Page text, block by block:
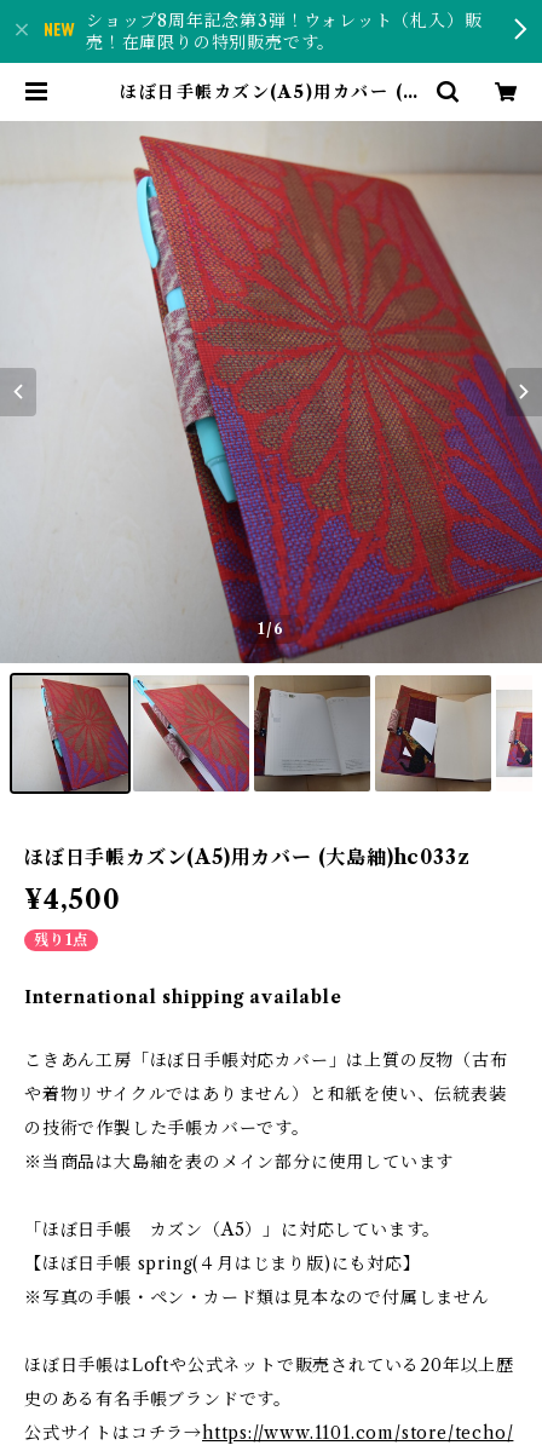
ショップ8周年記念第3弾！ウォレット（札入）販
売！在庫限りの特別販売です。
ほぼ日手帳カズン(A5)用カバー (大
と和紙で作る和風雑貨のお店ー
1/6
ほぼ日手帳カズン(A5)用カバー (大島紬)hc033z
¥4,500
残り1点
International shipping available
こきあん工房「ほぼ日手帳対応カバー」は上質の反物（古布
や着物リサイクルではありません）と和紙を使い、伝統表装
の技術で作製した手帳カバーです。
※当商品は大島紬を表のメイン部分に使用しています
「ほぼ日手帳 カズン（A5）」に対応しています。
【ほぼ日手帳 spring(４月はじまり版)にも対応】
※写真の手帳・ペン・カード類は見本なので付属しません
ほぼ日手帳はLoftや公式ネットで販売されている20年以上歴
史のある有名手帳ブランドです。
公式サイトはコチラ→https://www.1101.com/store/techo/